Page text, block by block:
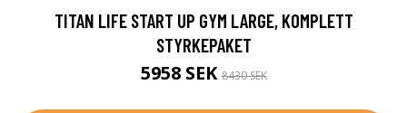
TITAN LIFE START UP GYM LARGE, KOMPLETT
STYRKEPAKET
5958 SEK8430 SEK